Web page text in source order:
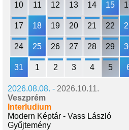
10 11 12 13 14 15
17 18 19 20 21 22
24 25 26 27 28 29
31 1 2 3 4 5
2026.08.08. - 2026.10.11.
Veszprém
Interludium
Modern Képtár - Vass László
Gyűjtemény